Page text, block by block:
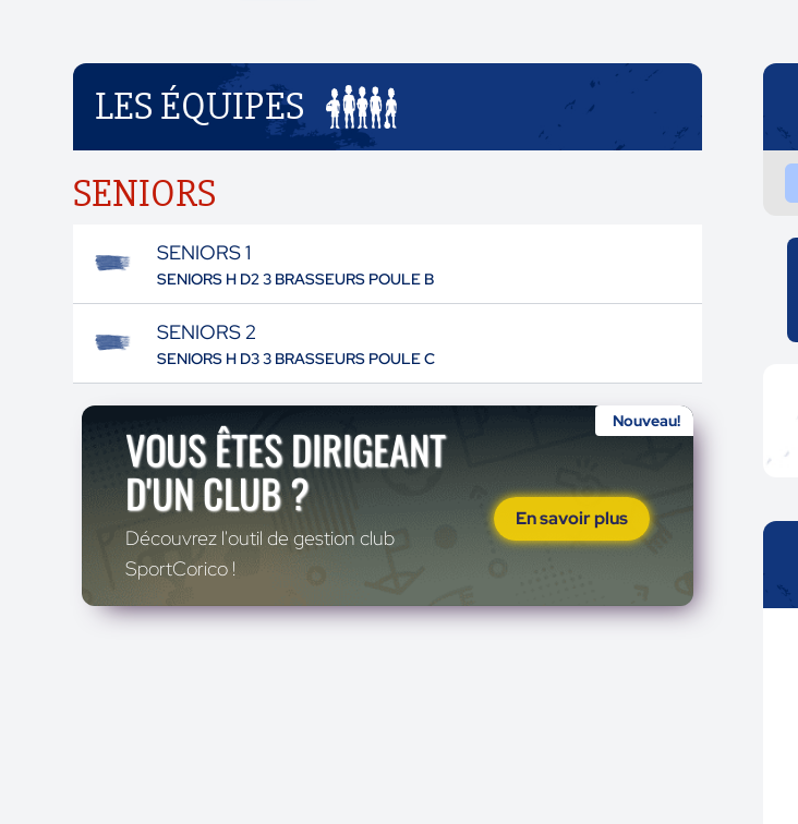
LES ÉQUIPES
SENIORS
SENIORS 1
SENIORS H D2 3 BRASSEURS POULE B
SENIORS 2
SENIORS H D3 3 BRASSEURS POULE C
Nouveau!
VOUS ÊTES DIRIGEANT
D'UN CLUB ?
Découvrez l'outil de gestion club
SportCorico !
En savoir plus